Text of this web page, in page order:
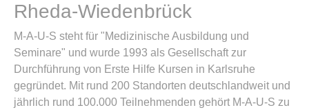
Rheda-Wiedenbrück
M-A-U-S steht für "Medizinische Ausbildung und
Seminare" und wurde 1993 als Gesellschaft zur
Durchführung von Erste Hilfe Kursen in Karlsruhe
gegründet. Mit rund 200 Standorten deutschlandweit und
jährlich rund 100.000 Teilnehmenden gehört M-A-U-S zu